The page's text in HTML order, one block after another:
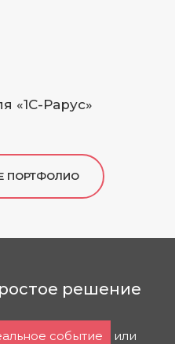
«1С-Рарус»
ПОРТФОЛИО
решение
событие или